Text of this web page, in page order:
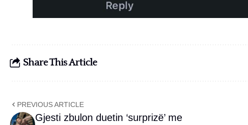
Share This Article
PREVIOUS ARTICLE
Gjesti zbulon duetin ‘surprizë’ me